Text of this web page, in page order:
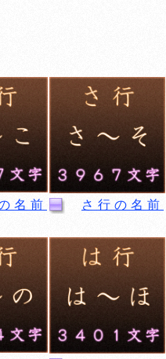
名前 さ行の名前